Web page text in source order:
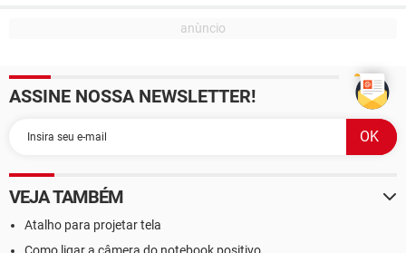
ASSINE NOSSA NEWSLETTER!
VEJA TAMBÉM
Atalho para projetar tela